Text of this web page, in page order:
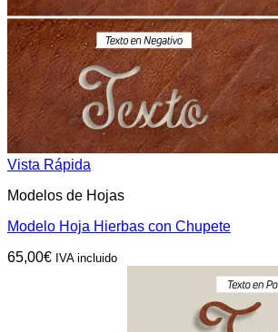
Vista Rápida
Modelos de Hojas
Modelo Hoja Hierbas con Chupete
65,00€ IVA incluido